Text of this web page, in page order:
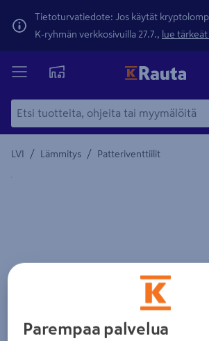
Tietoturvatiedote: Jos käytät
K-ryhmän verkkosivuilla 27.7., lue
LVI / Lämmitys / Patteriventtiilit
Yksityiskohtainen kuvaus löytyy
Parempaa palvelua